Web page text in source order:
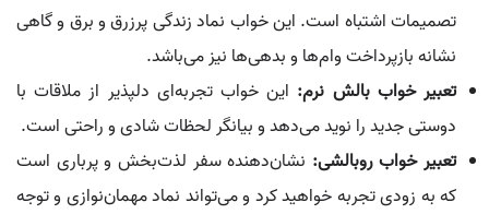
تصمیمات اشتباه است. این خواب نماد زندگی پرزرق و برق و گاهی
نشانه بازپرداخت وام‌ها و بدهی‌ها نیز می‌باشد.
تعبیر خواب بالش نرم: این خواب تجربه‌ای دلپذیر از ملاقات با
دوستی جدید را نوید می‌دهد و بیانگر لحظات شادی و راحتی است.
تعبیر خواب روبالشی: نشان‌دهنده سفر لذت‌بخش و پرباری است
که به زودی تجربه خواهید کرد و می‌تواند نماد مهمان‌نوازی و توجه